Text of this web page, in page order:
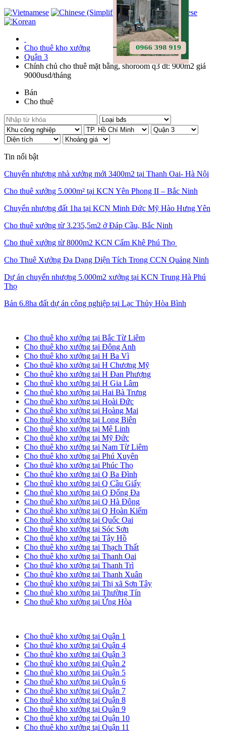
Cho thuê kho xưởng
Quận 3
Chính chủ cho thuê mặt bằng, shoroom q3 dt: 900m2 giá
9000usd/tháng
Bán
Cho thuê
Tin nổi bật
Chuyển nhượng nhà xưởng mới 3400m2 tại Thanh Oai- Hà Nội
Cho thuê xưởng 5.000m² tại KCN Yên Phong II – Bắc Ninh
Chuyển nhượng đất 1ha tại KCN Minh Đức Mỹ Hào Hưng Yên
Cho thuê xưởng từ 3.235,5m2 ở Đáp Cầu, Bắc Ninh
Cho thuê xưởng từ 8000m2 KCN Cẩm Khê Phú Thọ
Cho Thuê Xưởng Đa Dạng Diện Tích Trong CCN Quảng Ninh
Dự án chuyển nhượng 5.000m2 xưởng tại KCN Trung Hà Phú
Thọ
Bán 6.8ha đất dự án công nghiệp tại Lạc Thủy Hòa Bình
Cho thuê kho xưởng tại Bắc Từ Liêm
Cho thuê kho xưởng tại Đông Anh
Cho thuê kho xưởng tại H Ba Vì
Cho thuê kho xưởng tại H Chương Mỹ
Cho thuê kho xưởng tại H Đan Phượng
Cho thuê kho xưởng tại H Gia Lâm
Cho thuê kho xưởng tại Hai Bà Trưng
Cho thuê kho xưởng tại Hoài Đức
Cho thuê kho xưởng tại Hoàng Mai
Cho thuê kho xưởng tại Long Biên
Cho thuê kho xưởng tại Mê Linh
Cho thuê kho xưởng tại Mỹ Đức
Cho thuê kho xưởng tại Nam Từ Liêm
Cho thuê kho xưởng tại Phú Xuyên
Cho thuê kho xưởng tại Phúc Thọ
Cho thuê kho xưởng tại Q Ba Đình
Cho thuê kho xưởng tại Q Cầu Giấy
Cho thuê kho xưởng tại Q Đống Đa
Cho thuê kho xưởng tại Q Hà Đông
Cho thuê kho xưởng tại Q Hoàn Kiếm
Cho thuê kho xưởng tại Quốc Oai
Cho thuê kho xưởng tại Sóc Sơn
Cho thuê kho xưởng tại Tây Hồ
Cho thuê kho xưởng tại Thạch Thất
Cho thuê kho xưởng tại Thanh Oai
Cho thuê kho xưởng tại Thanh Trì
Cho thuê kho xưởng tại Thanh Xuân
Cho thuê kho xưởng tại Thị xã Sơn Tây
Cho thuê kho xưởng tại Thường Tín
Cho thuê kho xưởng tại Ứng Hòa
Cho thuê kho xưởng tại Quận 1
Cho thuê kho xưởng tại Quận 4
Cho thuê kho xưởng tại Quận 3
Cho thuê kho xưởng tại Quận 2
Cho thuê kho xưởng tại Quận 5
Cho thuê kho xưởng tại Quận 6
Cho thuê kho xưởng tại Quận 7
Cho thuê kho xưởng tại Quận 8
Cho thuê kho xưởng tại Quận 9
Cho thuê kho xưởng tại Quận 10
Cho thuê kho xưởng tại Quận 11